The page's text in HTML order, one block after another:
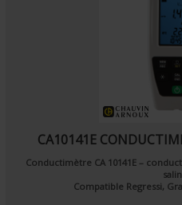
CA10141E
Conductimètre CA 10141E –
Compatible Regressi,